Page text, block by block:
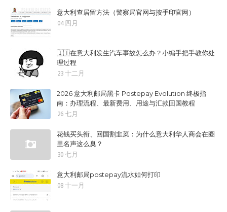
意大利查居留方法（警察局官网与按手印官网）
04 四月
🇮🇹在意大利发生汽车事故怎么办？小编手把手教你处
理过程
23 十二月
2026 意大利邮局黑卡 Postepay Evolution 终极指
南：办理流程、最新费用、用途与汇款回国教程
26 七月
花钱买头衔、回国割韭菜：为什么意大利华人商会在圈
里名声这么臭？
30 七月
意大利邮局postepay流水如何打印
08 十一月